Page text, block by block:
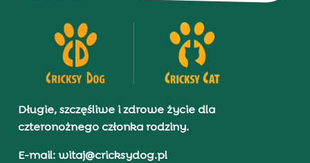
Długie, szczęśliwe i zdrowe życie dla
czteronożnego członka rodziny.
E-mail: witaj@cricksydog.pl